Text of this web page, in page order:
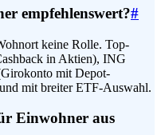
empfehlenswert?#
keine Rolle. Top-
in Aktien), ING
mit Depot-
mit breiter ETF-Auswahl.
Einwohner aus